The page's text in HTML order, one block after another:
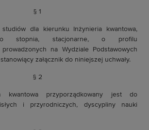
§ 1
dla kierunku Inżynieria kwantowa,
stopnia, stacjonarne, o profilu
prowadzonych na Wydziale Podstawowych
załącznik do niniejszej uchwały.
§ 2
kwantowa przyporządkowany jest do
i przyrodniczych, dyscypliny nauki